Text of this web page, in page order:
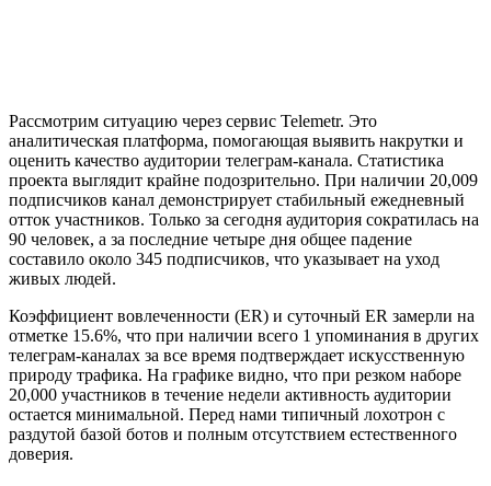
Рассмотрим ситуацию через сервис Telemetr. Это
аналитическая платформа, помогающая выявить накрутки и
оценить качество аудитории телеграм-канала. Статистика
проекта выглядит крайне подозрительно. При наличии 20,009
подписчиков канал демонстрирует стабильный ежедневный
отток участников. Только за сегодня аудитория сократилась на
90 человек, а за последние четыре дня общее падение
составило около 345 подписчиков, что указывает на уход
живых людей.
Коэффициент вовлеченности (ER) и суточный ER замерли на
отметке 15.6%, что при наличии всего 1 упоминания в других
телеграм-каналах за все время подтверждает искусственную
природу трафика. На графике видно, что при резком наборе
20,000 участников в течение недели активность аудитории
остается минимальной. Перед нами типичный лохотрон с
раздутой базой ботов и полным отсутствием естественного
доверия.